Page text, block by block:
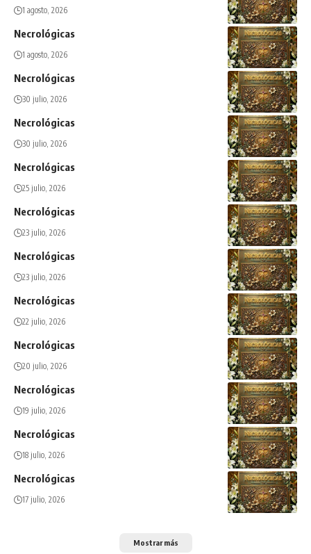
1 agosto, 2026
Necrológicas
1 agosto, 2026
Necrológicas
30 julio, 2026
Necrológicas
30 julio, 2026
Necrológicas
25 julio, 2026
Necrológicas
23 julio, 2026
Necrológicas
23 julio, 2026
Necrológicas
22 julio, 2026
Necrológicas
20 julio, 2026
Necrológicas
19 julio, 2026
Necrológicas
18 julio, 2026
Necrológicas
17 julio, 2026
Mostrar más